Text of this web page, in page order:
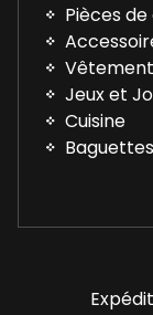
Pièces
Jeux et
Cuisine